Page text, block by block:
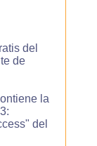
del
de
la
del